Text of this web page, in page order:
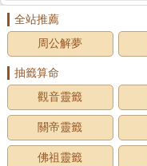
全站推薦
周公解夢
抽籤算命
觀音靈籤
關帝靈籤
佛祖靈籤